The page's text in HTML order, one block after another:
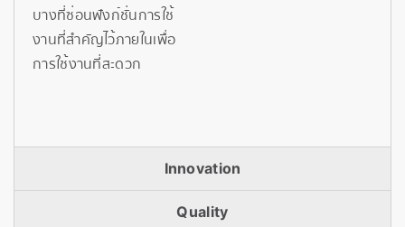
บางที่ซ่อนฟังก์ชั่นการใช้
งานที่สำคัญไว้ภายในเพื่อ
การใช้งานที่สะดวก
Innovation
Quality